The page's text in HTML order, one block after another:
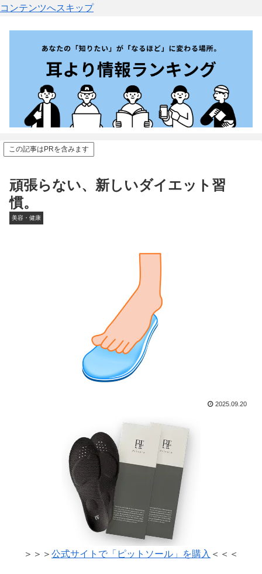
コンテンツへスキップ
この記事はPRを含みます
頑張らない、新しいダイエット習
慣。
美容・健康
2025.09.20
＞＞＞ 公式サイトで「ピットソール」を購入 ＜＜＜